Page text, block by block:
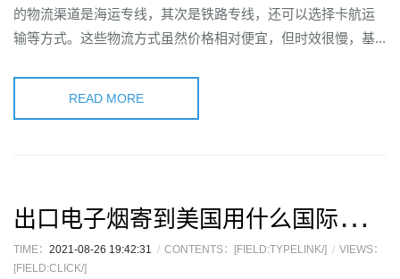
的物流渠道是海运专线，其次是铁路专线，还可以选择卡航运
输等方式。这些物流方式虽然价格相对便宜，但时效很慢，基...
READ MORE
出
口电子烟寄到美国用什么国际快递？
TIME： 2021-08-26 19:42:31 CONTENTS：[FIELD:TYPELINK/]
VIEWS：
[FIELD:CLICK/]